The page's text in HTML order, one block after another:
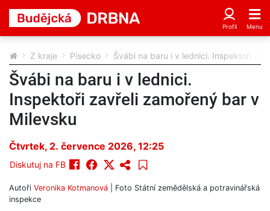
Z kraje Písecko Švábi na baru i v lednici. Inspektoři
Švábi na baru i v lednici.
Inspektoři zavřeli zamořený bar v
Milevsku
Čtvrtek, 2. července 2026, 12:25
Diskutuj na FB
Autoři Veronika Kotmanová | Foto Státní zemědělská a potravinářská
inspekce